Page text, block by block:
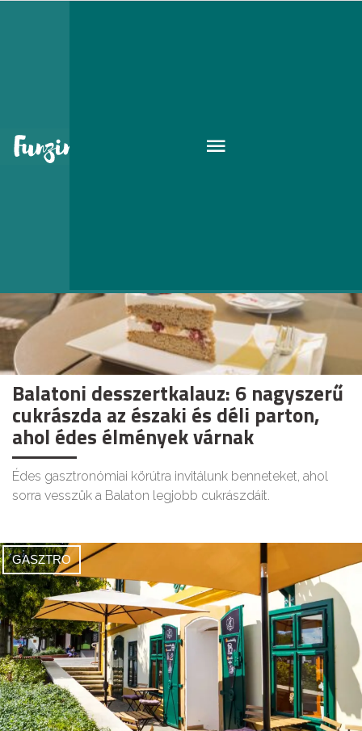
BALATON
Balatoni desszertkalauz: 6 nagyszerű
cukrászda az északi és déli parton,
ahol édes élmények várnak
Édes gasztronómiai körútra invitálunk benneteket, ahol
sorra vesszük a Balaton legjobb cukrászdáit.
GASZTRO